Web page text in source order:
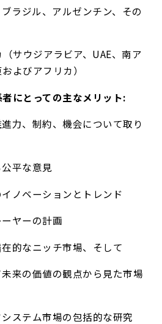
ラジル、アルゼンチン、その
サウジアラビア、UAE、南ア
よびアフリカ）
にとっての主なメリット:
力、制約、機会について取り
平な意見
ノベーションとトレンド
ヤーの計画
的なニッチ市場、そして
来の価値の観点から見た市場
ステム市場の包括的な研究